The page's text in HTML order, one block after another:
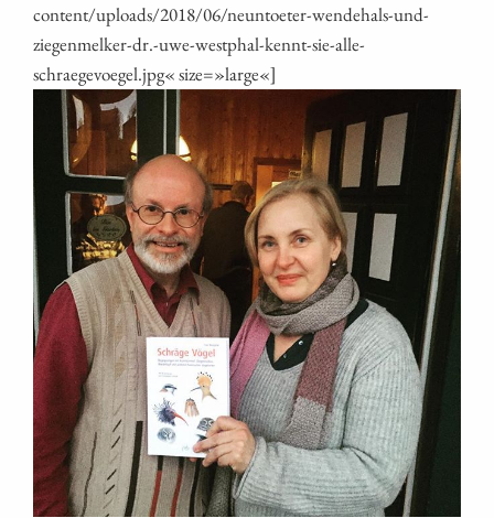
content/uploads/2018/06/neuntoeter-wendehals-und-
ziegenmelker-dr.-uwe-westphal-kennt-sie-alle-
schraegevoegel.jpg« size=»large«]